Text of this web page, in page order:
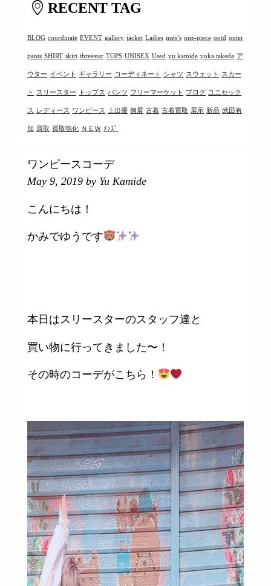
RECENT TAG
BLOG coordinate EVENT gallery jacket Ladies men's one-piece ootd outer
pants SHIRT skirt threestar TOPS UNISEX Used yu kamide yuka takeda ア
ウター イベント ギャラリー コーディネート シャツ スウェット スカー
ト スリースター トップス パンツ フリーマーケット ブログ ユニセック
ス レディース ワンピース 上出優 個展 古着 古着買取 展示 新品 武田有
加 買取 買取強化 ＮＥＷ ﾒﾝｽﾞ
ワンピースコーデ
May 9, 2019 by Yu Kamide
こんにちは！
かみでゆうです
本日はスリースターのスタッフ達と
買い物に行ってきました〜！
その時のコーデがこちら！